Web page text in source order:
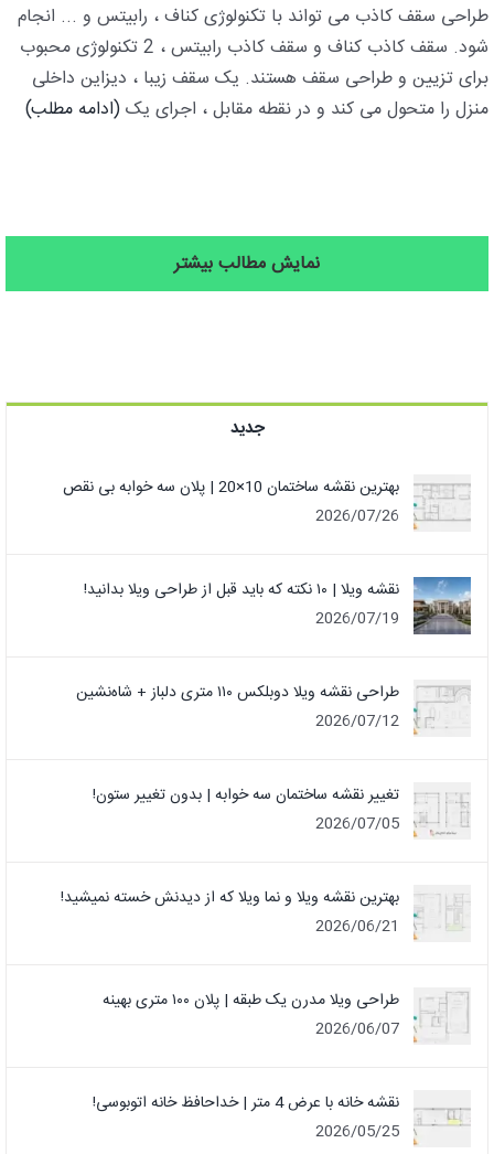
طراحی سقف کاذب می تواند با تکنولوژی کناف ، رابیتس و ... انجام
شود. سقف کاذب کناف و سقف کاذب رابیتس ، 2 تکنولوژی محبوب
برای تزیین و طراحی سقف هستند. یک سقف زیبا ، دیزاین داخلی
منزل را متحول می کند و در نقطه مقابل ، اجرای یک(ادامه مطلب)
نمایش مطالب بیشتر
جدید
بهترین نقشه ساختمان 10×20 | پلان سه خوابه بی نقص
2026/07/26
نقشه ویلا | ۱۰ نکته که باید قبل از طراحی ویلا بدانید!
2026/07/19
طراحی نقشه ویلا دوبلکس ۱۱۰ متری دلباز + شاه‌نشین
2026/07/12
تغییر نقشه ساختمان سه خوابه | بدون تغییر ستون!
2026/07/05
بهترین نقشه ویلا و نما ویلا که از دیدنش خسته نمیشید!
2026/06/21
طراحی ویلا مدرن یک‌ طبقه | پلان ۱۰۰ متری بهینه
2026/06/07
نقشه خانه با عرض 4 متر | خداحافظ خانه‌ اتوبوسی!
2026/05/25